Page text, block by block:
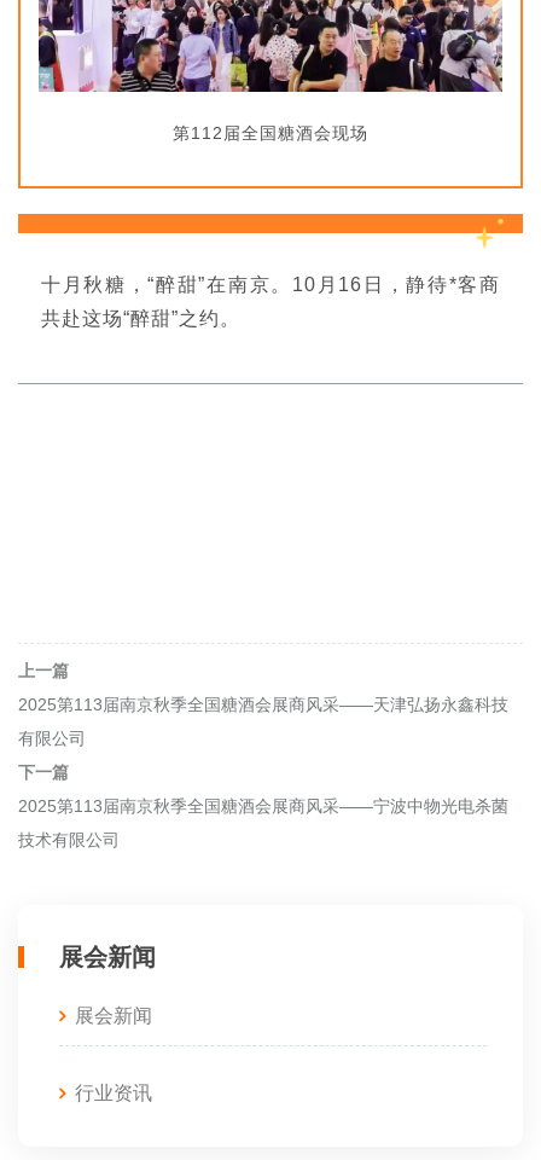
第112届全国糖酒会现场
十月秋糖，“醉甜”在南京。10月16日，静待*客商
共赴这场“醉甜”之约。
上一篇
2025第113届南京秋季全国糖酒会展商风采——天津弘扬永鑫科技
有限公司
下一篇
2025第113届南京秋季全国糖酒会展商风采——宁波中物光电杀菌
技术有限公司
展会新闻
展会新闻
行业资讯